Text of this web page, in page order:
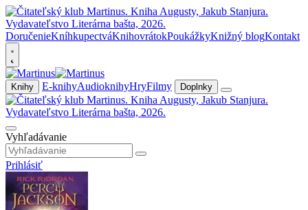
DoručenieKníhkupectváKnihovrátokPoukážkyKnižný blogKontakt
Knihy E-knihyAudioknihyHryFilmy Doplnky
Vyhľadávanie
Prihlásiť